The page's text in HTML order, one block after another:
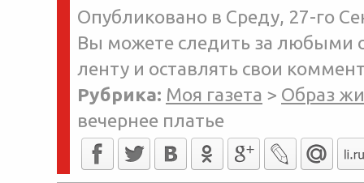
Опубликовано в Среду, 27-го
Вы можете следить за любыми
ленту и оставлять свои
Рубрика: Моя газета > Образ
вечернее платье